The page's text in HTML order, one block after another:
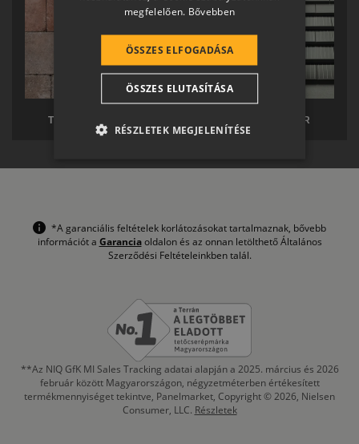
TERRÁN TÉRKŐ TERRÁN SOLAR
*A garanciális feltételek korlátozásokat tartalmaznak, bővebb
információt a Garanciaoldalon és az onnan letölthető Általános
Szerződési Feltételeinkben talál.
**Az NIQ GfK MI Sales Tracking adatai alapján a 2025. március és 2026
február között Magyarországon, négyzetméterben értékesített
termékmennyiséget tekintve, Panelmarket, Copyright © 2026, Nielsen
Consumer, LLC. Részletek
ROMANIAN
CROATIAN
SR
RO-HU
megfelelően. Bővebben
ÖSSZES ELFOGADÁSA
ÖSSZES ELUTASÍTÁSA
RÉSZLETEK MEGJELENÍTÉSE